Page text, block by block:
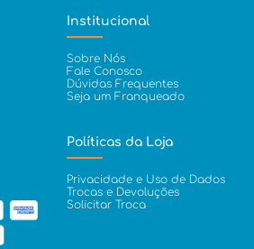
Institucional
Sobre Nós
Fale Conosco
Dúvidas Frequentes
Seja um Franqueado
Políticas da Loja
Privacidade e Uso de Dados
Trocas e Devoluções
Solicitar Troca